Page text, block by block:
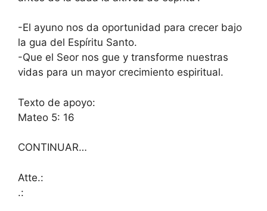
-El ayuno nos da oportunidad para crecer bajo
la gua del Espíritu Santo.
-Que el Seor nos gue y transforme nuestras
vidas para un mayor crecimiento espiritual.
Texto de apoyo:
Mateo 5: 16
CONTINUAR…
Atte.:
.: